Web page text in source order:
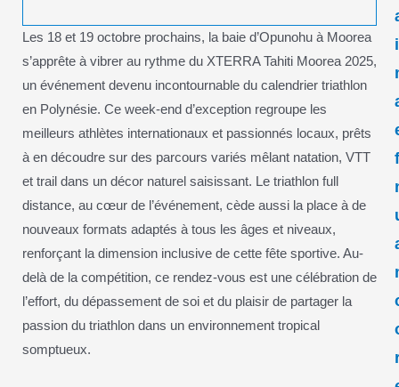
Les 18 et 19 octobre prochains, la baie d’Opunohu à Moorea
s’apprête à vibrer au rythme du XTERRA Tahiti Moorea 2025,
un événement devenu incontournable du calendrier triathlon
en Polynésie. Ce week-end d’exception regroupe les
meilleurs athlètes internationaux et passionnés locaux, prêts
à en découdre sur des parcours variés mêlant natation, VTT
et trail dans un décor naturel saisissant. Le triathlon full
distance, au cœur de l’événement, cède aussi la place à de
nouveaux formats adaptés à tous les âges et niveaux,
renforçant la dimension inclusive de cette fête sportive. Au-
delà de la compétition, ce rendez-vous est une célébration de
l’effort, du dépassement de soi et du plaisir de partager la
passion du triathlon dans un environnement tropical
somptueux.